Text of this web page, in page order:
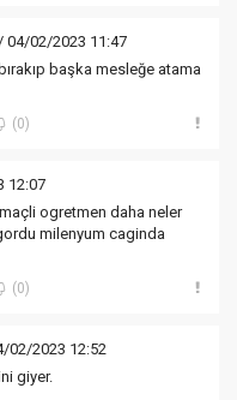
04/02/2023 11:47
başka mesleğe atama
(0)
12:07
ogretmen daha neler
milenyum caginda
(0)
02/2023 12:52
giyer.